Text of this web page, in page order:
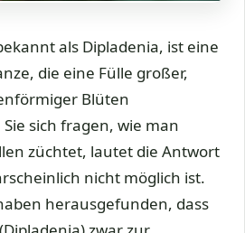
als Dipladenia, ist eine
die eine Fülle großer,
Blüten
sich fragen, wie man
züchtet, lautet die Antwort
nicht möglich ist.
herausgefunden, dass